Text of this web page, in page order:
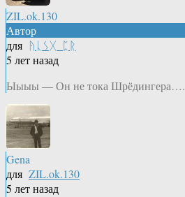
ZIL.ok.130
Автор
для ᚤᚳᛊᚷ_ᛈᚱ
5 лет назад
Ыыыы — Он не тока Шрёдингера….
Gena
для ZIL.ok.130
5 лет назад